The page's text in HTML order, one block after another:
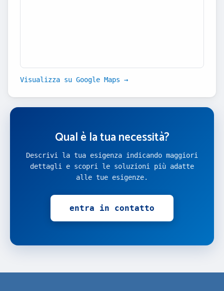
Visualizza su Google Maps →
Qual è la tua necessità?
Descrivi la tua esigenza indicando maggiori
dettagli e scopri le soluzioni più adatte
alle tue esigenze.
entra in contatto